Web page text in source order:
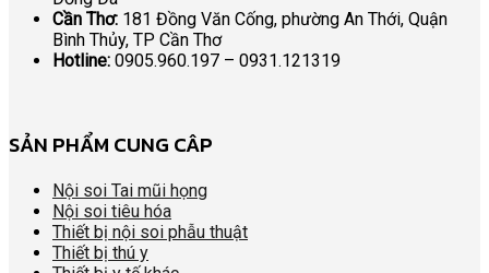
Cần Thơ: 181 Đồng Văn Cống, phường An Thới, Quận
Bình Thủy, TP Cần Thơ
Hotline: 0905.960.197 – 0931.121319
SẢN PHẨM CUNG CÂP
Nội soi Tai mũi họng
Nội soi tiêu hóa
Thiết bị nội soi phẫu thuật
Thiết bị thú y